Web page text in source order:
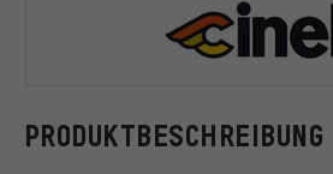
PRODUKTBESCHREIBUNG